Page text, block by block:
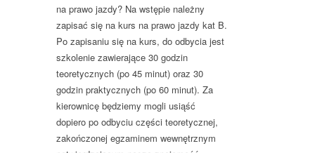
na prawo jazdy? Na wstępie należny
zapisać się na kurs na prawo jazdy kat B.
Po zapisaniu się na kurs, do odbycia jest
szkolenie zawierające 30 godzin
teoretycznych (po 45 minut) oraz 30
godzin praktycznych (po 60 minut). Za
kierownicę będziemy mogli usiąść
dopiero po odbyciu części teoretycznej,
zakończonej egzaminem wewnętrznym